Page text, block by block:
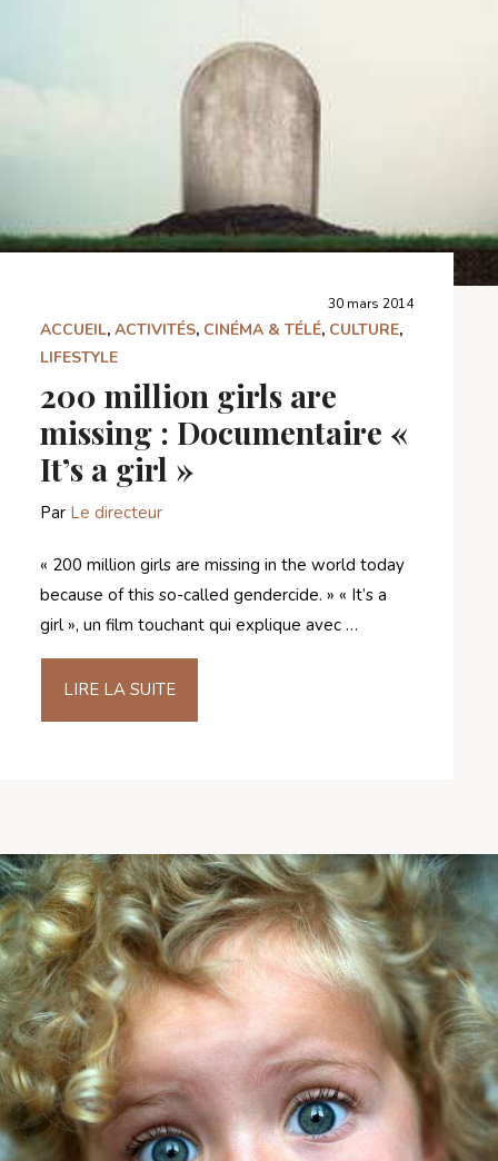
30 mars 2014
ACCUEIL, ACTIVITÉS, CINÉMA & TÉLÉ, CULTURE,
LIFESTYLE
200 million girls are
missing : Documentaire «
It’s a girl »
Par Le directeur
« 200 million girls are missing in the world today
because of this so-called gendercide. » « It’s a
girl », un film touchant qui explique avec …
LIRE LA SUITE